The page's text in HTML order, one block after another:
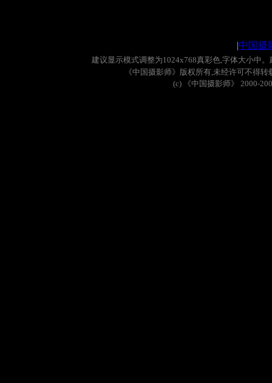
|中国摄
建议显示模式调整为1024x768真彩色,字体大小中。
《中国摄影师》版权所有,未经许可不得转
(c)
《中国摄影师》 2000-200